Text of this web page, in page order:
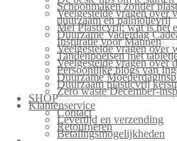
Schoonmaken zonder
Veelgestelde vragen over
duurzaam en palmolievrij
Mei Plasticvrij: wat is het
Duurzame Vaderdag
Inspiratie voor Mannen
Veelgestelde vragen over
Tandenpoetsen met
Veelgestelde vragen over
Persoonlijke blogs van
Duurzame
Duurzaam plasticvrij
Zero waste December-
SHOP
Klantenservice
Contact
Levertijd en verzending
Retourneren
Betalingsmogelijkheden